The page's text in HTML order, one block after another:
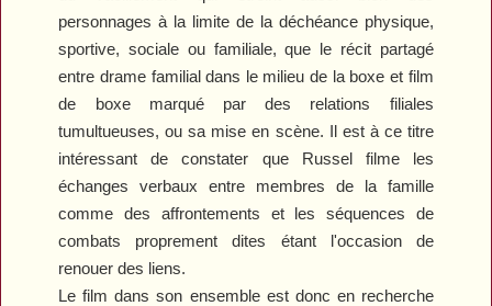
personnages à la limite de la déchéance physique,
sportive, sociale ou familiale, que le récit partagé
entre drame familial dans le milieu de la boxe et film
de boxe marqué par des relations filiales
tumultueuses, ou sa mise en scène. Il est à ce titre
intéressant de constater que Russel filme les
échanges verbaux entre membres de la famille
comme des affrontements et les séquences de
combats proprement dites étant l'occasion de
renouer des liens.
Le film dans son ensemble est donc en recherche